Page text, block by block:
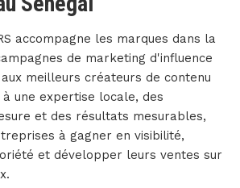
accompagne les marques dans la
de marketing d'influence
meilleurs créateurs de contenu
à une expertise locale, des
et des résultats mesurables,
à gagner en visibilité,
et développer leurs ventes sur